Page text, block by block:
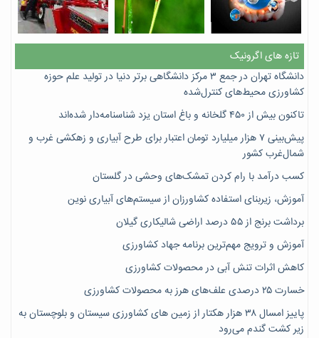
تازه های اگرونیک
دانشگاه تهران در جمع ۳ مرکز دانشگاهی برتر دنیا در تولید علم حوزه
کشاورزی محیط‌های کنترل‌شده
تاکنون بیش از ۴۵۰ گلخانه و باغ استان یزد شناسنامه‌دار شده‌اند
پیش‌بینی ۷‌ هزار میلیارد تومان اعتبار برای طرح آبیاری و زهکشی غرب و
شمال‌غرب کشور
کسب درآمد با رام کردن تمشک‌های وحشی در گلستان
آموزش، زیربنای استفاده کشاورزان از سیستم‌های آبیاری نوین
برداشت برنج از ۵۵ درصد اراضی شالیکاری گیلان
آموزش و ترویج مهم‌ترین برنامه جهاد کشاورزی
کاهش اثرات تنش آبی در محصولات کشاورزی
خسارت ۲۵ درصدی علف‌های هرز به محصولات کشاورزی
پاییز امسال ۳۸ هزار هکتار از زمین های کشاورزی سیستان و بلوچستان به
زیر کشت گندم می‌رود